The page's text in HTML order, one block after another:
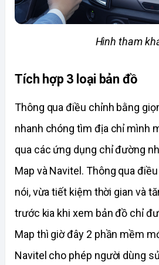
Hình tham
Tích hợp 3 loại bản đồ
Thông qua điều chỉnh bằng
nhanh chóng tìm địa chỉ mình
qua các ứng dụng chỉ đường
Map và Navitel. Thông qua
nói, vừa tiết kiệm thời gian và
trước kia khi xem bản đồ chỉ
Map thì giờ đây 2 phần mềm
Navitel cho phép người dùng